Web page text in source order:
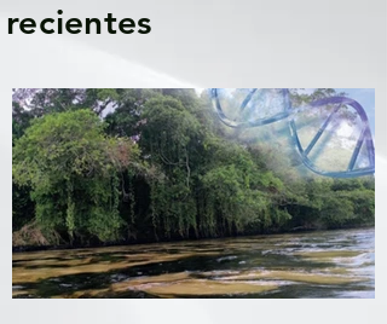
recientes